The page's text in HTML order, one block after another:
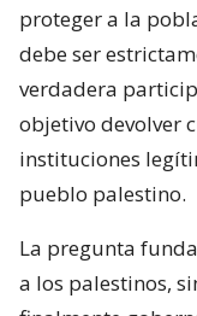
proteger a la
debe ser
verdadera
objetivo devolver
instituciones
pueblo palestino.
La pregunta
a los palestinos,